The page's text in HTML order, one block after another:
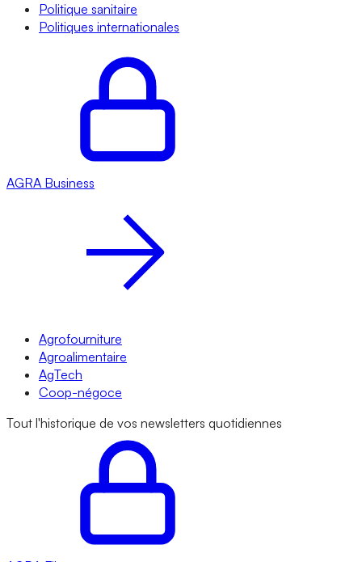
Politique sanitaire
Politiques internationales
AGRA Business
Agrofourniture
Agroalimentaire
AgTech
Coop-négoce
Tout l'historique de vos newsletters quotidiennes